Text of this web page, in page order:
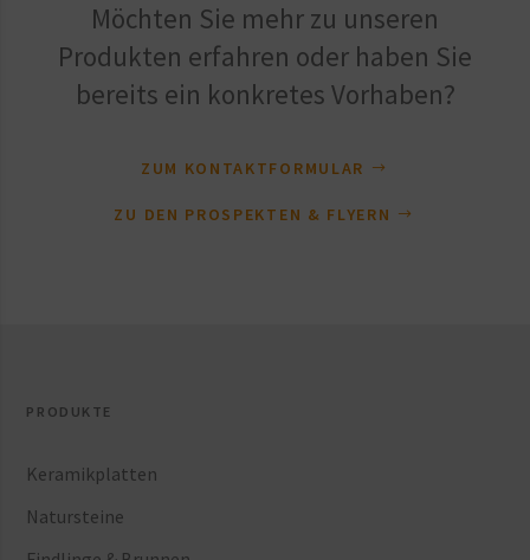
Möchten Sie mehr zu unseren
Produkten erfahren oder haben Sie
bereits ein konkretes Vorhaben?
ZUM KONTAKTFORMULAR
ZU DEN PROSPEKTEN & FLYERN
PRODUKTE
Keramikplatten
Natursteine